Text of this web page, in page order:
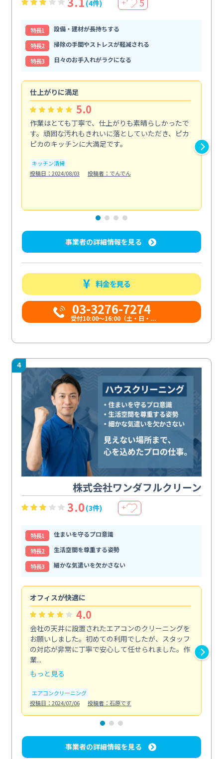
(4件) ＋ 5
特⻑1
設備・建材が長持ちする
特⻑2
掃除の手間やストレスが軽減される
特⻑3
日々のお手入れがラクになる
仕上がりに満足
5.0
作業はとても丁寧で、仕上がりも素晴らしかったで
す。頑固な汚れもきれいに落としていただき、ピカ
ピカのキッチンに大満足です。
キッチン清掃
投稿日：2024/08/03
投稿者：でんでん
事業者の詳細情報を見る
料金を見る
03-3276-7274
受付10:00〜16:00（土・日・...
4
株式会社ワンダフルクリーン
3.0(3件) ＋
特⻑1
住まいを守るプロ意識
特⻑2
生活空間を尊重する姿勢
特⻑3
細かな気遣いを欠かさない
オフィスが快適に
4.0
会社の天井に設置されたエアコンのクリーニングを
お願いしました。初めての利用でしたが、スタッフ
の対応が非常に丁寧で安心して任せられました。作
業...
もっと見る
エアコンクリーニング
投稿日：2024/07/06
投稿者：石原です
事業者の詳細情報を見る